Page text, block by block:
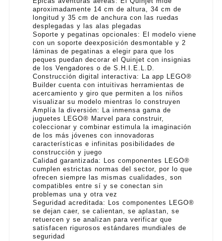
aproximadamente 14 cm de altura, 34 cm de
longitud y 35 cm de anchura con las ruedas
desplegadas y las alas plegadas
Soporte y pegatinas opcionales: El modelo viene
con un soporte deexposición desmontable y 2
láminas de pegatinas a elegir para que los
peques puedan decorar el Quinjet con insignias
de los Vengadores o de S.H.I.E.L.D.
Construcción digital interactiva: La app LEGO®
Builder cuenta con intuitivas herramientas de
acercamiento y giro que permiten a los niños
visualizar su modelo mientras lo construyen
Amplía la diversión: La inmensa gama de
juguetes LEGO® Marvel para construir,
coleccionar y combinar estimula la imaginación
de los más jóvenes con innovadoras
características e infinitas posibilidades de
construcción y juego
Calidad garantizada: Los componentes LEGO®
cumplen estrictas normas del sector, por lo que
ofrecen siempre las mismas cualidades, son
compatibles entre sí y se conectan sin
problemas una y otra vez
Seguridad acreditada: Los componentes LEGO®
se dejan caer, se calientan, se aplastan, se
retuercen y se analizan para verificar que
satisfacen rigurosos estándares mundiales de
seguridad